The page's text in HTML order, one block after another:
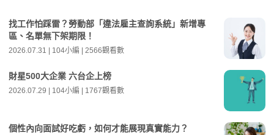
找工作怕踩雷？勞動部「違法雇主查詢系統」新增專
區、名單無下架期限！
2026.07.31 | 104小編 | 2566觀看數
財星500大企業 六台企上榜
2026.07.29 | 104小編 | 1767觀看數
個性內向面試好吃虧，如何才能展現真實能力？